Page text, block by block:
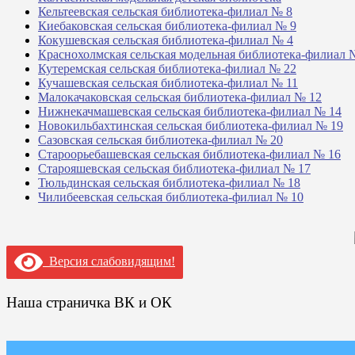
Кельтеевская сельская библиотека-филиал № 8
Киебаковская сельская библиотека-филиал № 9
Кокушевская сельская библиотека-филиал № 4
Краснохолмская сельская модельная библиотека-филиал
Кутеремская сельская библиотека-филиал № 22
Кучашевская сельская библиотека-филиал № 11
Малокачаковская сельская библиотека-филиал № 12
Нижнекачмашевская сельская библиотека-филиал № 14
Новокильбахтинская сельская библиотека-филиал № 19
Сазовская сельская библиотека-филиал № 20
Староорьебашевская сельская библиотека-филиал № 16
Старояшевская сельская библиотека-филиал № 17
Тюльдинская сельская библиотека-филиал № 18
Чилибеевская сельская библиотека-филиал № 10
Версия слабовидящим!
Наша страничка ВК и ОК